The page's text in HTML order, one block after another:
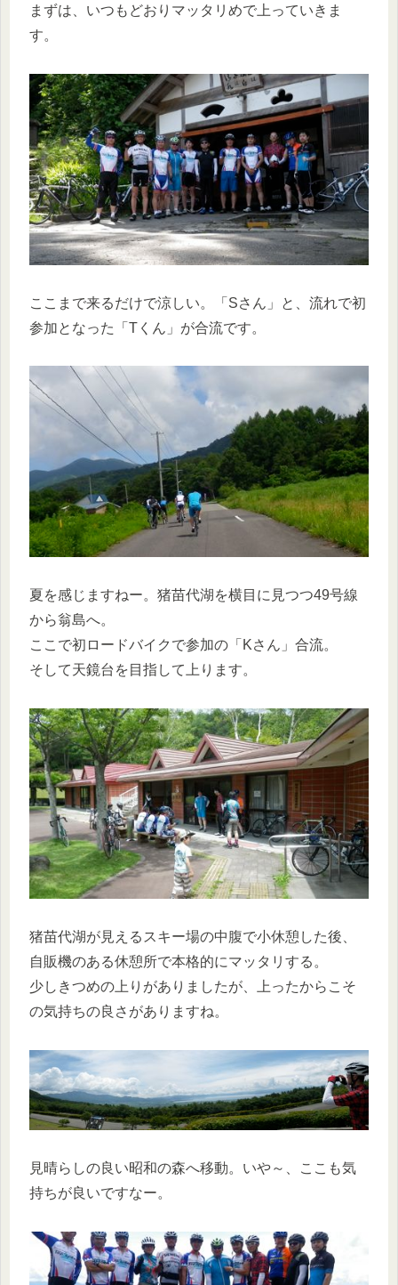
まずは、いつもどおりマッタリめで上っていきま
す。
ここまで来るだけで涼しい。「Sさん」と、流れで初
参加となった「Tくん」が合流です。
夏を感じますねー。猪苗代湖を横目に見つつ49号線
から翁島へ。
ここで初ロードバイクで参加の「Kさん」合流。
そして天鏡台を目指して上ります。
猪苗代湖が見えるスキー場の中腹で小休憩した後、
自販機のある休憩所で本格的にマッタリする。
少しきつめの上りがありましたが、上ったからこそ
の気持ちの良さがありますね。
見晴らしの良い昭和の森へ移動。いや～、ここも気
持ちが良いですなー。